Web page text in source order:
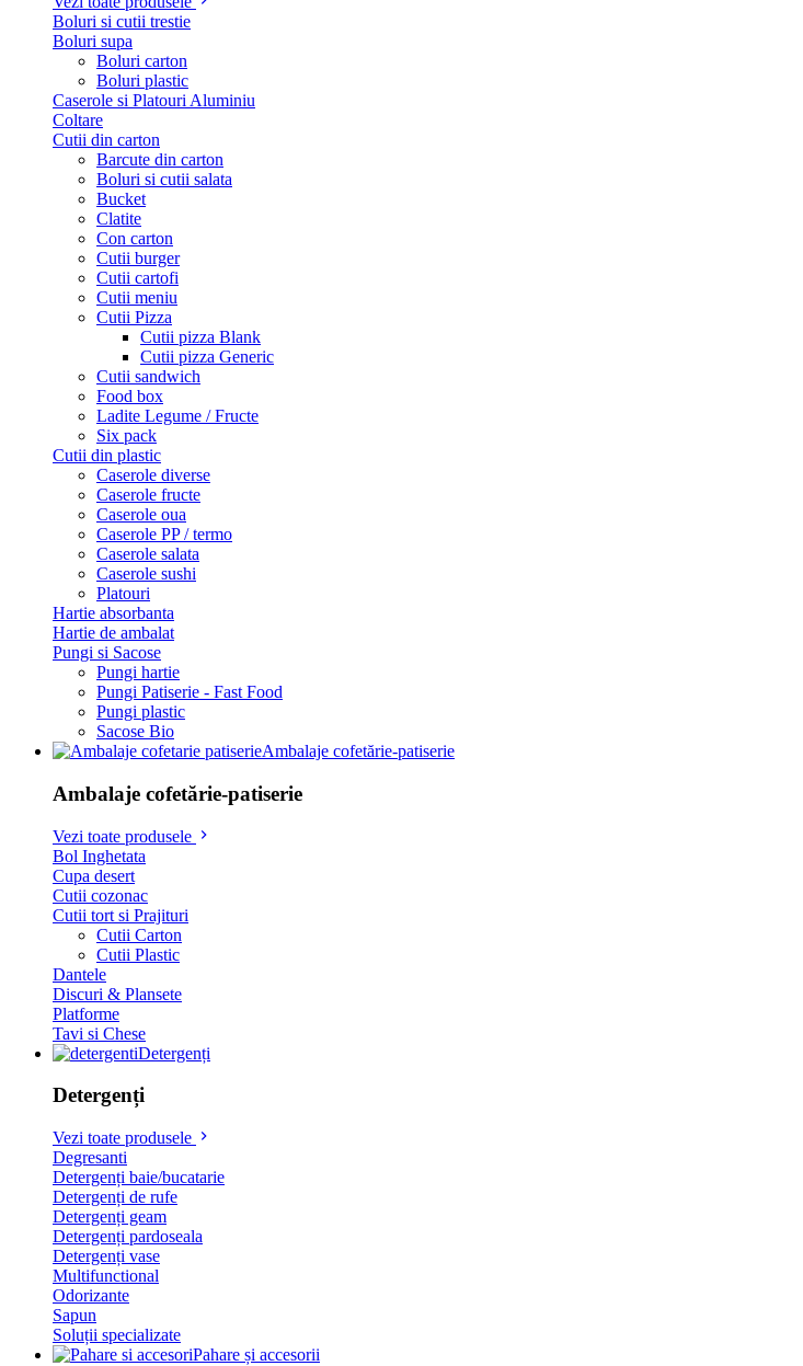
Boluri si cutii trestie
Boluri supa
Boluri carton
Boluri plastic
Caserole si Platouri Aluminiu
Coltare
Cutii din carton
Barcute din carton
Boluri si cutii salata
Bucket
Clatite
Con carton
Cutii burger
Cutii cartofi
Cutii meniu
Cutii Pizza
Cutii pizza Blank
Cutii pizza Generic
Cutii sandwich
Food box
Ladite Legume / Fructe
Six pack
Cutii din plastic
Caserole diverse
Caserole fructe
Caserole oua
Caserole PP / termo
Caserole salata
Caserole sushi
Platouri
Hartie absorbanta
Hartie de ambalat
Pungi si Sacose
Pungi hartie
Pungi Patiserie - Fast Food
Pungi plastic
Sacose Bio
Ambalaje cofetărie-patiserie
Ambalaje cofetărie-patiserie
Vezi toate produsele
Bol Inghetata
Cupa desert
Cutii cozonac
Cutii tort si Prajituri
Cutii Carton
Cutii Plastic
Dantele
Discuri & Plansete
Platforme
Tavi si Chese
Detergenți
Detergenți
Vezi toate produsele
Degresanti
Detergenți baie/bucatarie
Detergenți de rufe
Detergenți geam
Detergenți pardoseala
Detergenți vase
Multifunctional
Odorizante
Sapun
Soluții specializate
Pahare și accesorii